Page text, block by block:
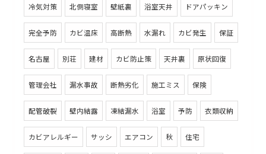
冷気対策 北側寝室 壁紙裏 浴室天井 ドアパッキン
完全予防 カビ温床 高断熱 水漏れ カビ発生 保証
名古屋 別荘 建材 カビ防止策 天井裏 原状回復
管理会社 漏水事故 断熱劣化 施工ミス 保険
配管破裂 壁内結露 凍結漏水 浴室 予防 衣類収納
カビアレルギー サッシ エアコン 秋 住宅